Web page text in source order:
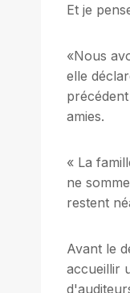
Et je
«Nous
elle
amies.
« La
ne
restent
Avant le
accueillir